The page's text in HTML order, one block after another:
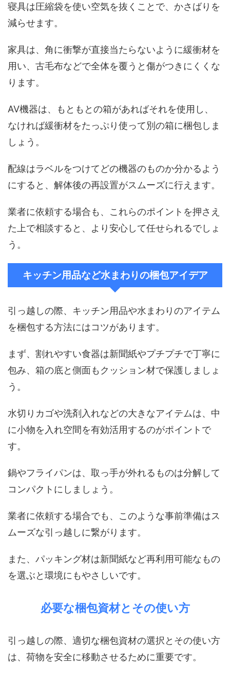
寝具は圧縮袋を使い空気を抜くことで、かさばりを
減らせます。
家具は、角に衝撃が直接当たらないように緩衝材を
用い、古毛布などで全体を覆うと傷がつきにくくな
ります。
AV機器は、もともとの箱があればそれを使用し、
なければ緩衝材をたっぷり使って別の箱に梱包しま
しょう。
配線はラベルをつけてどの機器のものか分かるよう
にすると、解体後の再設置がスムーズに行えます。
業者に依頼する場合も、これらのポイントを押さえ
た上で相談すると、より安心して任せられるでしょ
う。
キッチン用品など水まわりの梱包アイデア
引っ越しの際、キッチン用品や水まわりのアイテム
を梱包する方法にはコツがあります。
まず、割れやすい食器は新聞紙やプチプチで丁寧に
包み、箱の底と側面もクッション材で保護しましょ
う。
水切りカゴや洗剤入れなどの大きなアイテムは、中
に小物を入れ空間を有効活用するのがポイントで
す。
鍋やフライパンは、取っ手が外れるものは分解して
コンパクトにしましょう。
業者に依頼する場合でも、このような事前準備はス
ムーズな引っ越しに繋がります。
また、パッキング材は新聞紙など再利用可能なもの
を選ぶと環境にもやさしいです。
必要な梱包資材とその使い方
引っ越しの際、適切な梱包資材の選択とその使い方
は、荷物を安全に移動させるために重要です。